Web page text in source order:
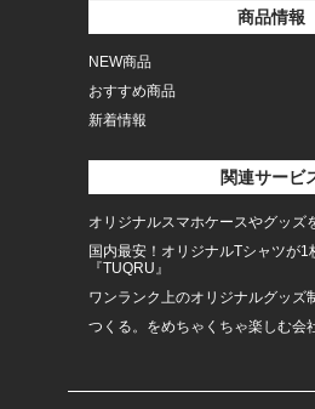
商品情報
NEW商品
おすすめ商品
新着情報
関連サービ
オリジナルスマホケースやグッズ
国内最安！オリジナルTシャツが1
『TUQRU』
ワンランク上のオリジナルグッズ
つくる。をめちゃくちゃ楽しむ会